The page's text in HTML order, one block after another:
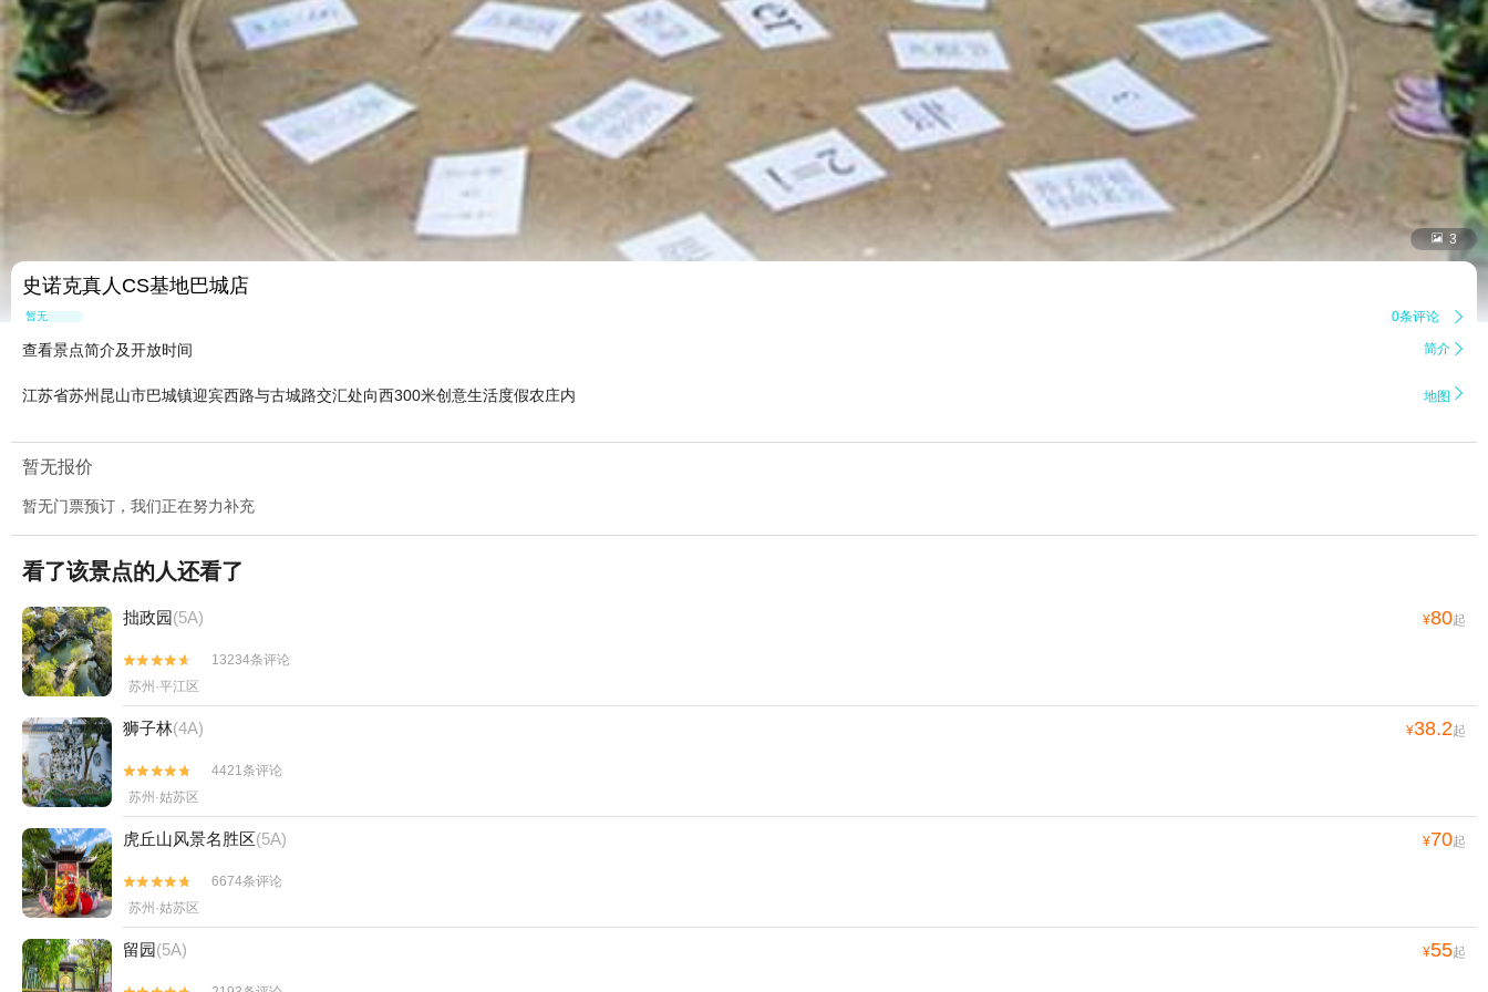
 3
史诺克真人CS基地巴城店
暂无点评 0条评论 
查看景点简介及开放时间 简介 
江苏省苏州昆山市巴城镇迎宾西路与古城路交汇处向西300米创意生活度假农庄内 地图 
暂无报价
暂无门票预订，我们正在努力补充
看了该景点的人还看了
拙政园(5A) ¥80起


13234条评论
苏州·平江区
狮子林(4A) ¥38.2起


4421条评论
苏州·姑苏区
虎丘山风景名胜区(5A) ¥70起


6674条评论
苏州·姑苏区
留园(5A) ¥55起